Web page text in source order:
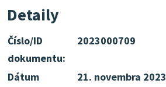
Detaily
Číslo/ID
dokumentu:
2023000709
Dátum
21. novembra 2023